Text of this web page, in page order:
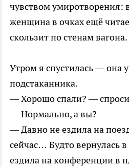
чувством умиротворения:
женщина в очках ещё
скользит по стенам вагона.
Утром я спустилась — она
подстаканника.
— Хорошо спали? —
— Нормально, а вы?
— Давно не ездила на
сейчас… Будто вернулась
ездила на конференции в